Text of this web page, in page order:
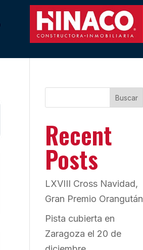
Buscar
Recent
Posts
LXVIII Cross Navidad,
Gran Premio Orangután
Pista cubierta en
Zaragoza el 20 de